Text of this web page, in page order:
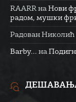
RAARR на Нови
радом, мушки
Радован Николић
Barby... на